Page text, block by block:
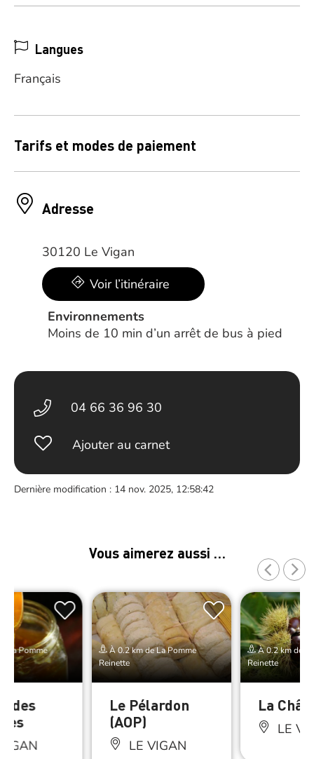
Langues
Français
Tarifs et modes de paiement
Adresse
30120 Le Vigan
Voir l’itinéraire
Environnements
Moins de 10 min d’un arrêt de bus à pied
04 66 36 96 30
Ajouter au carnet
Dernière modification : 14 nov. 2025, 12:58:42
Vous aimerez aussi …
La Pomme
des
À 0.2 km de La Pomme
Reinette
Le Pélardon
(AOP)
LE VIGAN
À 0.2 km de
Reinette
La
LE